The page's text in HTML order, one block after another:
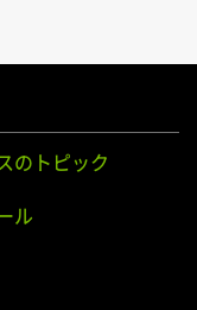
のトピック
ル